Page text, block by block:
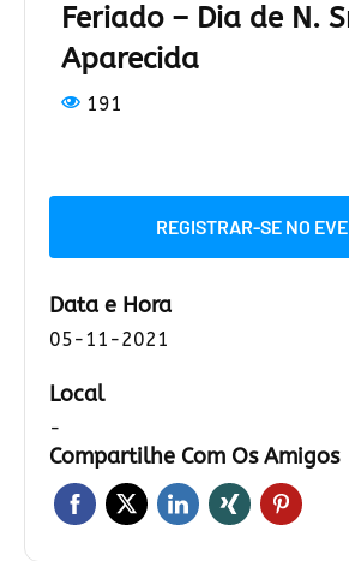
Feriado – Dia de N.
Aparecida
191
REGISTRAR-SE NO
Data e Hora
05-11-2021
Local
-
Compartilhe Com Os Amigos